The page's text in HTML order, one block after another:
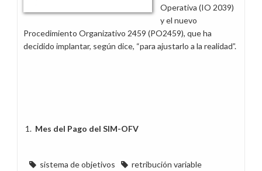
Operativa (IO 2039)
y el nuevo
Procedimiento Organizativo 2459 (PO2459), que ha
decidido implantar, según dice, “para ajustarlo a la realidad”.
1. Mes del Pago del SIM-OFV
sistema de objetivos retribución variable